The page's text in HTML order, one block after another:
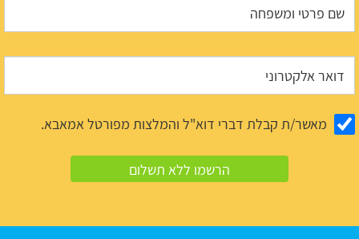
מאשר/ת קבלת דברי דוא"ל והמלצות מפורטל אמאבא.